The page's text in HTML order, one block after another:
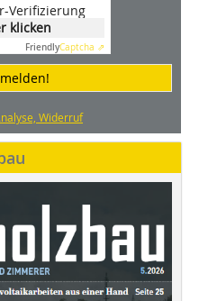
Verifizierung
klicken
FriendlyCaptcha ⇗
Widerruf